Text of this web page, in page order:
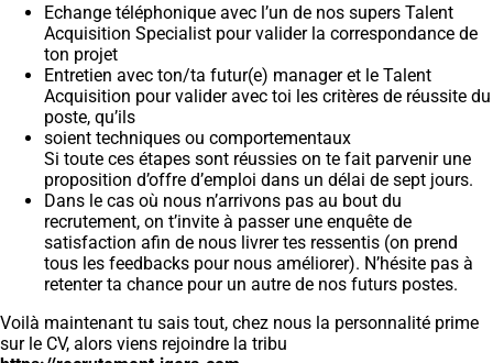
Echange téléphonique avec l’un de nos supers Talent
Acquisition Specialist pour valider la correspondance de
ton projet
Entretien avec ton/ta futur(e) manager et le Talent
Acquisition pour valider avec toi les critères de réussite du
poste, qu’ils
soient techniques ou comportementaux
Si toute ces étapes sont réussies on te fait parvenir une
proposition d’offre d’emploi dans un délai de sept jours.
Dans le cas où nous n’arrivons pas au bout du
recrutement, on t’invite à passer une enquête de
satisfaction afin de nous livrer tes ressentis (on prend
tous les feedbacks pour nous améliorer). N’hésite pas à
retenter ta chance pour un autre de nos futurs postes.
Voilà maintenant tu sais tout, chez nous la personnalité prime
sur le CV, alors viens rejoindre la tribu